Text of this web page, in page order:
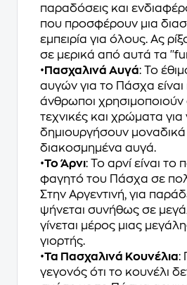
παραδόσεις και
που προσφέρουν μια
εμπειρία για όλους. Ας
σε μερικά από αυτά τα
• Πασχαλινά Αυγά: Το
αυγών για το Πάσχα είναι
άνθρωποι
τεχνικές και χρώματα για
δημιουργήσουν
διακοσμημένα αυγά.
•Το Άρνι: Το αρνί είναι
φαγητό του Πάσχα σε
Στην Αργεντινή, για
ψήνεται συνήθως σε
γίνεται μέρος μιας
γιορτής.
•Τα Πασχαλινά Κουνέλια:
γεγονός ότι το κουνέλι